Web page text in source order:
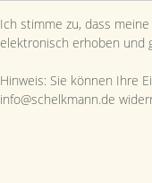
Ich stimme zu, dass
elektronisch erhoben und
Hinweis: Sie können Ihre
info@schelkmann.de